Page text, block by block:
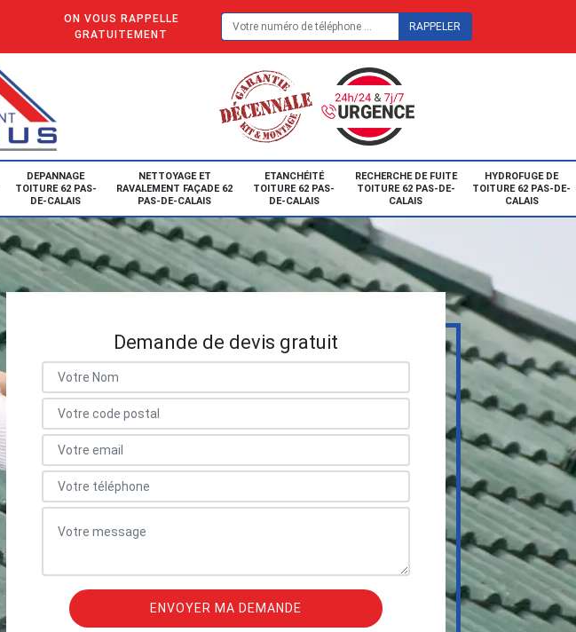
ON VOUS RAPPELLE
GRATUITEMENT
DEPANNAGE
TOITURE 62 PAS-
DE-CALAIS
NETTOYAGE ET
RAVALEMENT FAÇADE 62
PAS-DE-CALAIS
ETANCHÉITÉ
TOITURE 62 PAS-
DE-CALAIS
RECHERCHE DE FUITE
TOITURE 62 PAS-DE-
CALAIS
HYDROFUGE DE
TOITURE 62 PAS-DE-
CALAIS
Demande de devis gratuit